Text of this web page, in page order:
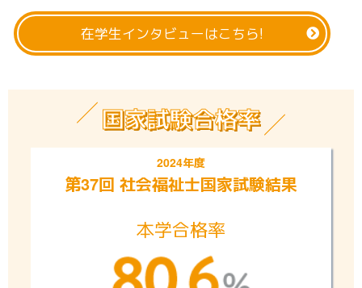
在学生インタビューはこちら!
国家試験合格率
2024年度
第37回 社会福祉士国家試験結果
本学合格率